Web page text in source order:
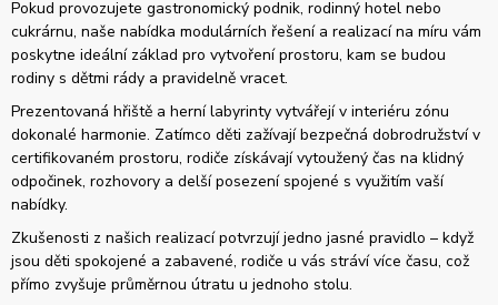
Pokud provozujete gastronomický podnik, rodinný hotel nebo
cukrárnu, naše nabídka modulárních řešení a realizací na míru vám
poskytne ideální základ pro vytvoření prostoru, kam se budou
rodiny s dětmi rády a pravidelně vracet.
Prezentovaná hřiště a herní labyrinty vytvářejí v interiéru zónu
dokonalé harmonie. Zatímco děti zažívají bezpečná dobrodružství v
certifikovaném prostoru, rodiče získávají vytoužený čas na klidný
odpočinek, rozhovory a delší posezení spojené s využitím vaší
nabídky.
Zkušenosti z našich realizací potvrzují jedno jasné pravidlo – když
jsou děti spokojené a zabavené, rodiče u vás stráví více času, což
přímo zvyšuje průměrnou útratu u jednoho stolu.